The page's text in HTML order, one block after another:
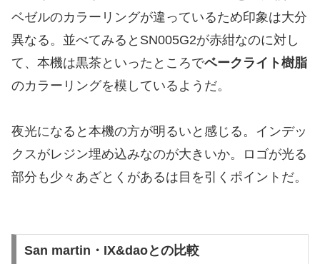
ベゼルのカラーリングが違っているため印象は大分
異なる。並べてみるとSN005G2が赤紺なのに対し
て、本機は黒茶といったところでベークライト樹脂
のカラーリングを模しているようだ。
夜光になると本機の方が明るいと感じる。インデッ
クスがレジン埋め込みなのが大きいか。ロゴが光る
部分も少々あざとくがあるは目を引くポイントだ。
San martin・IX&daoとの比較